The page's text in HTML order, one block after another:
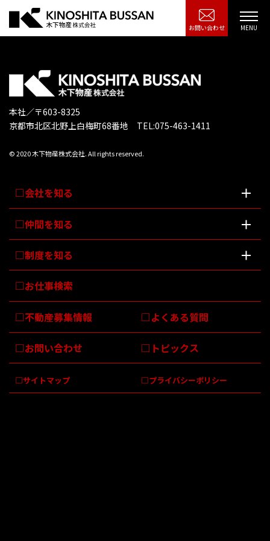
お問い合わせ
本社／〒603-8325
京都市北区北野上白梅町68番地 TEL:075-463-1411
© 2020 木下物産株式会社. All rights reserved.
会社を知る
仲間を知る
制度を知る
お仕事検索
不動産募集情報 よくある質問
お問い合わせ トピックス
サイトマップ プライバシーポリシー